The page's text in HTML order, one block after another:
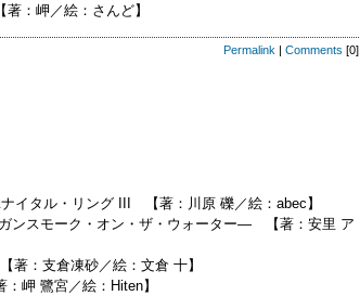
：岬／絵：さんど】
Permalink Comments [0] |
イタル・リング III 【著：川原 礫／絵：abec】
スモーク・オン・ザ・ウォーター― 【著：安里 ア
：支倉凍砂／絵：文倉 十】
岬 鷺宮／絵：Hiten】